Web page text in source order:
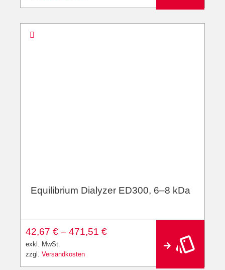
a
v
Equilibrium Dialyzer ED300, 6–8 kDa
42,67 € – 471,51 €
exkl. MwSt.
zzgl. Versandkosten
a